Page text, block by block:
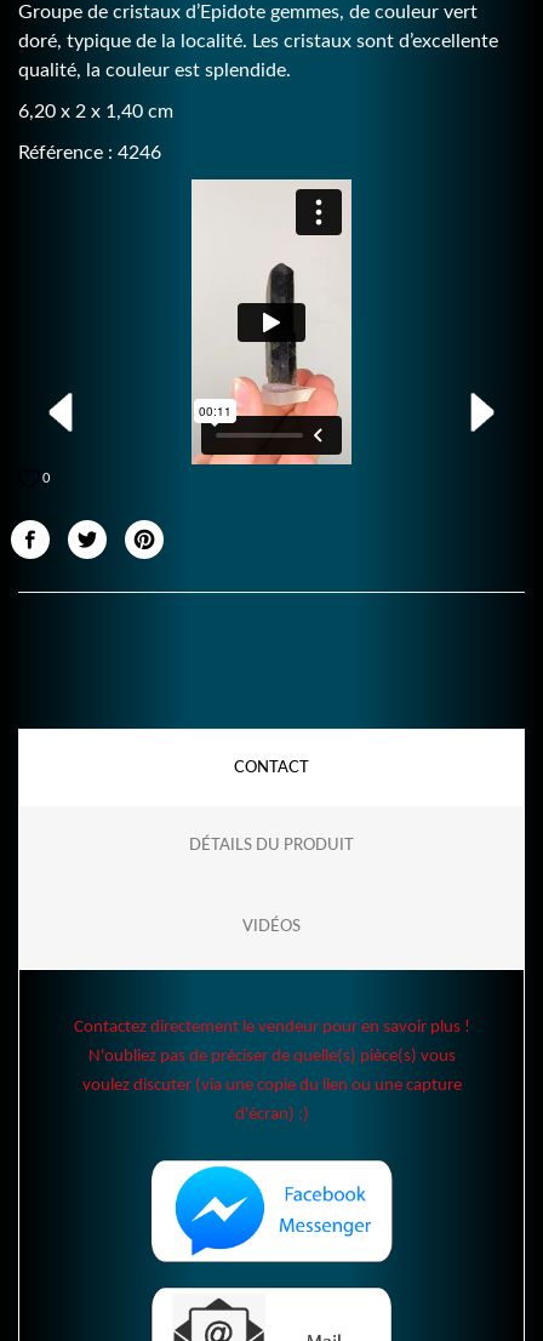
Groupe de cristaux d’Epidote gemmes, de couleur vert
doré, typique de la localité. Les cristaux sont d’excellente
qualité, la couleur est splendide.
6,20 x 2 x 1,40 cm
Référence : 4246
0
CONTACT
DÉTAILS DU PRODUIT
VIDÉOS
Contactez directement le vendeur pour en savoir plus !
N'oubliez pas de préciser de quelle(s) pièce(s) vous
voulez discuter (via une copie du lien ou une capture
d'écran) :)